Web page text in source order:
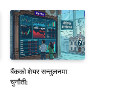
बैंकको शेयर सन्तुलनमा
चुनौती: